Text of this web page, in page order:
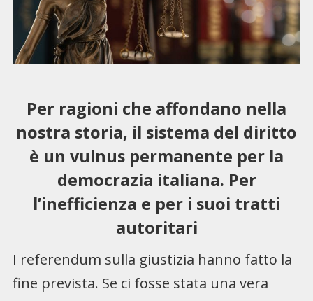
Per ragioni che affondano nella
nostra storia, il sistema del diritto
è un vulnus permanente per la
democrazia italiana. Per
l’inefficienza e per i suoi tratti
autoritari
I referendum sulla giustizia hanno fatto la
fine prevista. Se ci fosse stata una vera